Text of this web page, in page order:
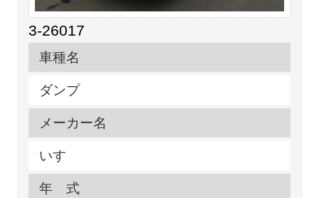
3-26017
車種名
ダンプ
メーカー名
いすゞ
年 式